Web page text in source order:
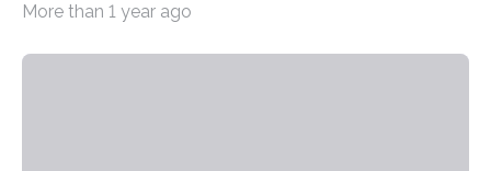
stillgelegten Gleisen den Individualverkehr im
More than 1 year ago